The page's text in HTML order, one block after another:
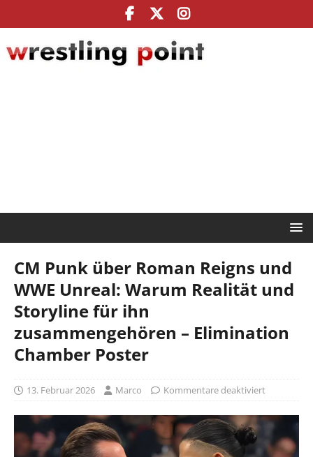
CM Punk über Roman Reigns und
WWE Unreal: Warum Realität und
Storyline für ihn
zusammengehören – Elimination
Chamber Poster
13. Februar 2026 Marco Kommentare deaktiviert